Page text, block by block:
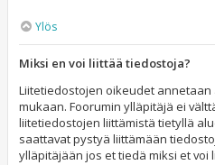
Ylös
Miksi en voi liittää tiedostoja?
Liitetiedostojen oikeudet
mukaan. Foorumin ylläpitäjä ei
liitetiedostojen liittämistä tietyllä
saattavat pystyä liittämään
ylläpitäjään jos et tiedä miksi et voi